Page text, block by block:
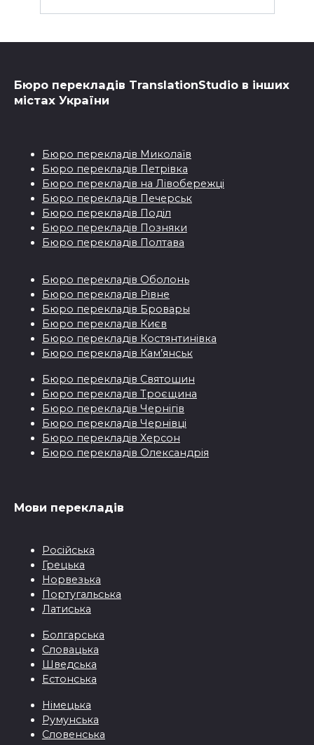
Бюро перекладiв TranslationStudio в iнших
мiстах України
Бюро перекладiв Миколаїв
Бюро перекладiв Петрівка
Бюро перекладiв на Лівобережці
Бюро перекладiв Печерськ
Бюро перекладiв Поділ
Бюро перекладiв Позняки
Бюро перекладiв Полтава
Бюро перекладiв Оболонь
Бюро перекладiв Рівне
Бюро перекладiв Бровары
Бюро перекладiв Києв
Бюро перекладiв Костянтинівка
Бюро перекладів Кам’янськ
Бюро перекладiв Святошин
Бюро перекладiв Троєщина
Бюро перекладiв Чернігів
Бюро перекладiв Чернівці
Бюро перекладiв Херсон
Бюро перекладiв Олександрія
Мови перекладiв
Pосійськa
Грецькa
Норвезька
Португальська
Латиська
Болгарська
Словацька
Шведська
Естонська
Німецька
Румунська
Словенська